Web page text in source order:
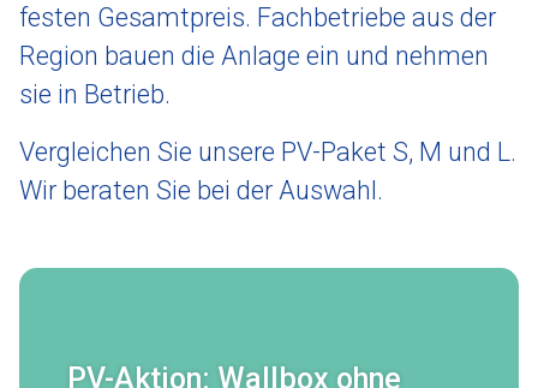
festen Gesamtpreis. Fachbetriebe aus der
Region bauen die Anlage ein und nehmen
sie in Betrieb.
Vergleichen Sie unsere PV-Paket S, M und L.
Wir beraten Sie bei der Auswahl.
PV-Aktion: Wallbox ohne